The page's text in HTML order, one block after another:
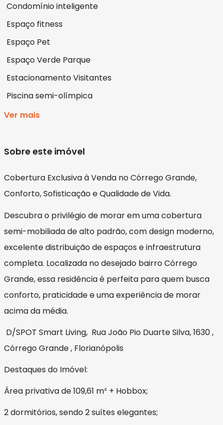
Condomínio inteligente
Espaço fitness
Espaço Pet
Espaço Verde Parque
Estacionamento Visitantes
Piscina semi-olímpica
Ver mais
Sobre este imóvel
Cobertura Exclusiva à Venda no Córrego Grande,
Conforto, Sofisticação e Qualidade de Vida.
Descubra o privilégio de morar em uma cobertura
semi-mobiliada de alto padrão, com design moderno,
excelente distribuição de espaços e infraestrutura
completa. Localizada no desejado bairro Córrego
Grande, essa residência é perfeita para quem busca
conforto, praticidade e uma experiência de morar
acima da média.
D/SPOT Smart Living, Rua João Pio Duarte Silva, 1630 ,
Córrego Grande , Florianópolis
Destaques do Imóvel:
Área privativa de 109,61 m² + Hobbox;
2 dormitórios, sendo 2 suítes elegantes;